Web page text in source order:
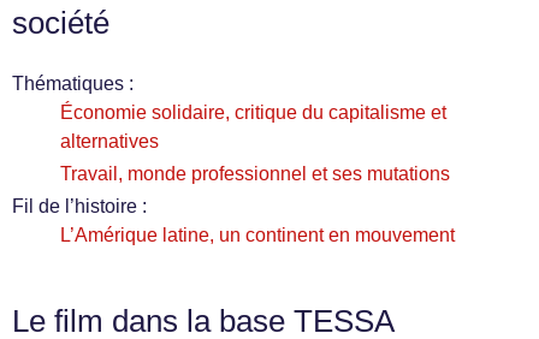
société
Thématiques :
Économie solidaire, critique du capitalisme et
alternatives
Travail, monde professionnel et ses mutations
Fil de l’histoire :
L’Amérique latine, un continent en mouvement
Le film dans la base TESSA